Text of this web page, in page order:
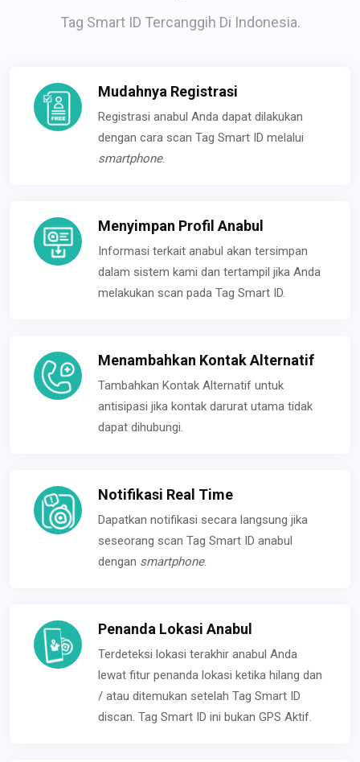
Tag Smart ID Tercanggih Di Indonesia.
Mudahnya Registrasi
Registrasi anabul Anda dapat dilakukan
dengan cara scan Tag Smart ID melalui
smartphone.
Menyimpan Profil Anabul
Informasi terkait anabul akan tersimpan
dalam sistem kami dan tertampil jika Anda
melakukan scan pada Tag Smart ID.
Menambahkan Kontak Alternatif
Tambahkan Kontak Alternatif untuk
antisipasi jika kontak darurat utama tidak
dapat dihubungi.
Notifikasi Real Time
Dapatkan notifikasi secara langsung jika
seseorang scan Tag Smart ID anabul
dengan smartphone.
Penanda Lokasi Anabul
Terdeteksi lokasi terakhir anabul Anda
lewat fitur penanda lokasi ketika hilang dan
/ atau ditemukan setelah Tag Smart ID
discan. Tag Smart ID ini bukan GPS Aktif.